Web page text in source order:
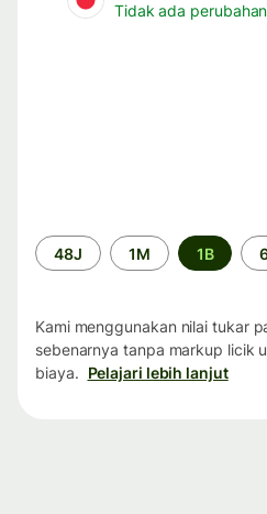
Tidak ada perubahan
Periode
waktu
48J 1M 1B
Kami menggunakan nilai tukar
sebenarnya tanpa markup licik
biaya. Pelajari lebih lanjut